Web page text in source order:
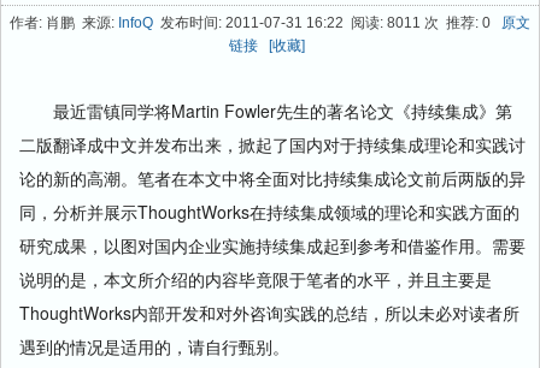
作者: 肖鹏 来源: InfoQ 发布时间: 2011-07-31 16:22 阅读: 8011 次 推荐: 0 原文
链接
[收藏]
最近雷镇同学将Martin Fowler先生的著名论文《持续集成》第
二版翻译成中文并发布出来，掀起了国内对于持续集成理论和实践讨
论的新的高潮。笔者在本文中将全面对比持续集成论文前后两版的异
同，分析并展示ThoughtWorks在持续集成领域的理论和实践方面的
研究成果，以图对国内企业实施持续集成起到参考和借鉴作用。需要
说明的是，本文所介绍的内容毕竟限于笔者的水平，并且主要是
ThoughtWorks内部开发和对外咨询实践的总结，所以未必对读者所
遇到的情况是适用的，请自行甄别。